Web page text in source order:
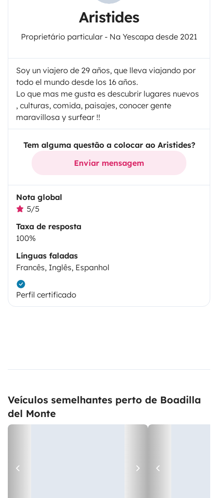
Aristides
Proprietário particular - Na Yescapa desde 2021
Soy un viajero de 29 años, que lleva viajando por
todo el mundo desde los 16 años.
Lo que mas me gusta es descubrir lugares nuevos
, culturas, comida, paisajes, conocer gente
maravillosa y surfear !!
Tem alguma questão a colocar ao Aristides?
Enviar mensagem
Nota global
5/5
Taxa de resposta
100%
Línguas faladas
Francês, Inglês, Espanhol
Perfil certificado
Veículos semelhantes perto de Boadilla
del Monte